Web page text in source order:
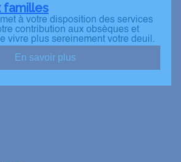
familles
à votre disposition des services
contribution aux obsèques et
vivre plus sereinement votre deuil.
En savoir plus